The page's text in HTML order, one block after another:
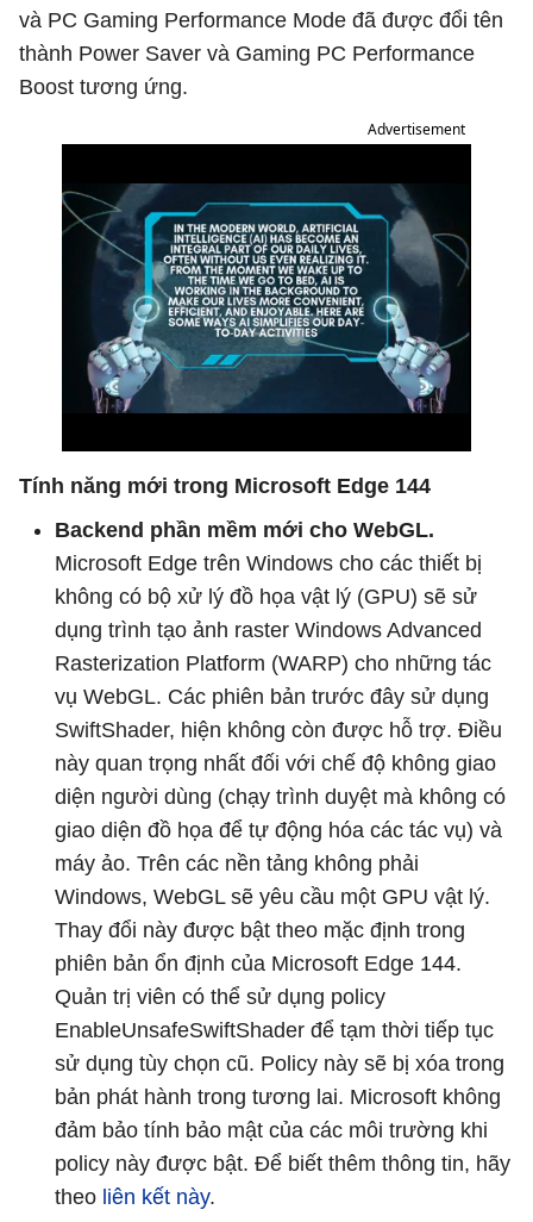
và PC Gaming Performance Mode đã được đổi tên
thành Power Saver và Gaming PC Performance
Boost tương ứng.
Advertisement
Tính năng mới trong Microsoft Edge 144
Backend phần mềm mới cho WebGL.
Microsoft Edge trên Windows cho các thiết bị
không có bộ xử lý đồ họa vật lý (GPU) sẽ sử
dụng trình tạo ảnh raster Windows Advanced
Rasterization Platform (WARP) cho những tác
vụ WebGL. Các phiên bản trước đây sử dụng
SwiftShader, hiện không còn được hỗ trợ. Điều
này quan trọng nhất đối với chế độ không giao
diện người dùng (chạy trình duyệt mà không có
giao diện đồ họa để tự động hóa các tác vụ) và
máy ảo. Trên các nền tảng không phải
Windows, WebGL sẽ yêu cầu một GPU vật lý.
Thay đổi này được bật theo mặc định trong
phiên bản ổn định của Microsoft Edge 144.
Quản trị viên có thể sử dụng policy
EnableUnsafeSwiftShader để tạm thời tiếp tục
sử dụng tùy chọn cũ. Policy này sẽ bị xóa trong
bản phát hành trong tương lai. Microsoft không
đảm bảo tính bảo mật của các môi trường khi
policy này được bật. Để biết thêm thông tin, hãy
theo liên kết này.